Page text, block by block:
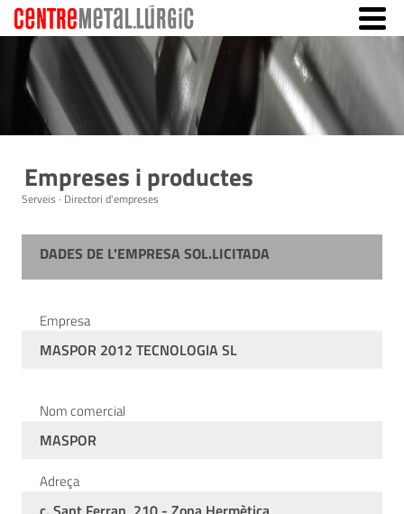
Empreses i productes
Serveis · Directori d'empreses
DADES DE L'EMPRESA SOL.LICITADA
Empresa
MASPOR 2012 TECNOLOGIA SL
Nom comercial
MASPOR
Adreça